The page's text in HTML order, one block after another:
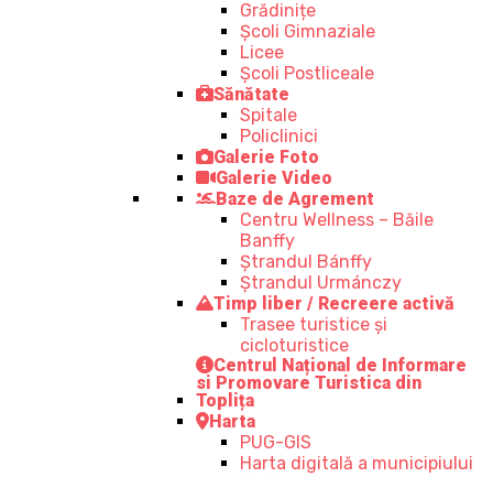
Grădinițe
Școli Gimnaziale
Licee
Școli Postliceale
Sănătate
Spitale
Policlinici
Galerie Foto
Galerie Video
Baze de Agrement
Centru Wellness – Băile
Banffy
Ștrandul Bánffy
Ștrandul Urmánczy
Timp liber / Recreere activă
Trasee turistice şi
cicloturistice
Centrul Național de Informare
si Promovare Turistica din
Toplița
Harta
PUG-GIS
Harta digitală a municipiului